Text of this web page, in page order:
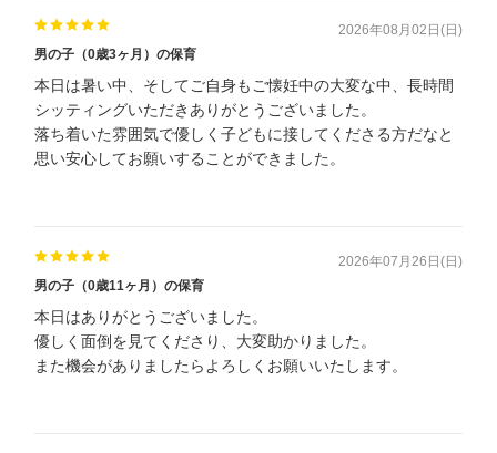
2026年08月02日(日)
男の子（0歳3ヶ月）の保育
本日は暑い中、そしてご自身もご懐妊中の大変な中、長時間
シッティングいただきありがとうございました。
落ち着いた雰囲気で優しく子どもに接してくださる方だなと
思い安心してお願いすることができました。
2026年07月26日(日)
男の子（0歳11ヶ月）の保育
本日はありがとうございました。
優しく面倒を見てくださり、大変助かりました。
また機会がありましたらよろしくお願いいたします。